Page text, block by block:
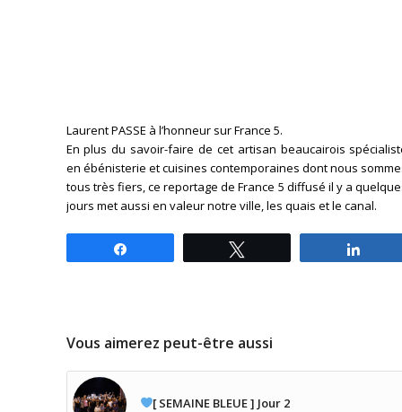
Laurent PASSE à l’honneur sur France 5.
En plus du savoir-faire de cet artisan beaucairois
en ébénisterie et cuisines contemporaines dont nous
tous très fiers, ce reportage de France 5 diffusé il y a
jours met aussi en valeur notre ville, les quais et le canal.
Vous aimerez peut-être aussi
[ SEMAINE BLEUE ] Jour 2